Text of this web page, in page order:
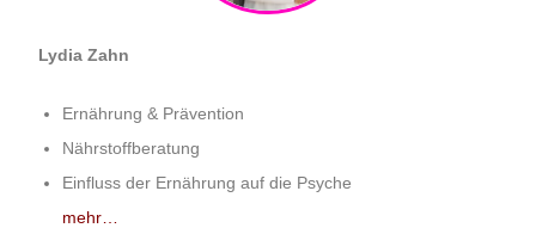
Lydia Zahn
Ernährung & Prävention
Nährstoffberatung
Einfluss der Ernährung auf die Psyche​
mehr…